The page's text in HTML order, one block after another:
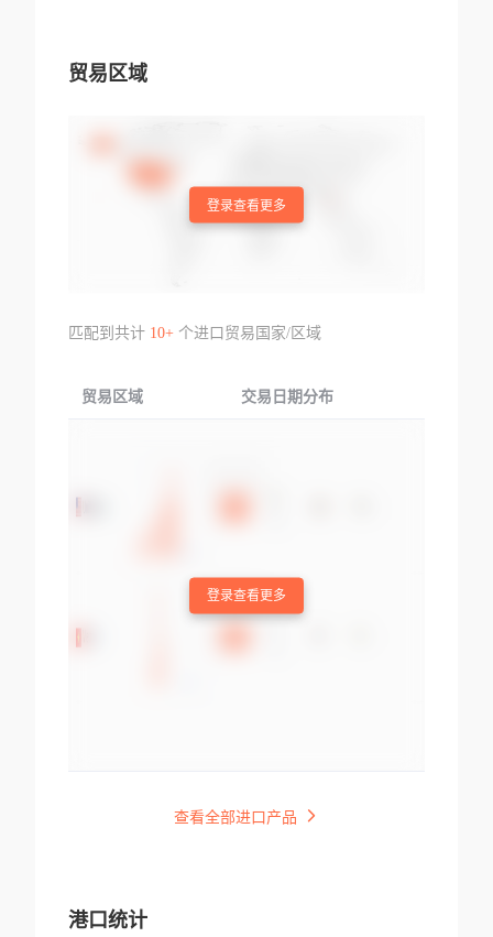
贸易区域
登录查看更多
匹配到共计 10+个进口贸易国家/区域
贸易区域 交易日期分布
登录查看更多
查看全部进口产品
港口统计